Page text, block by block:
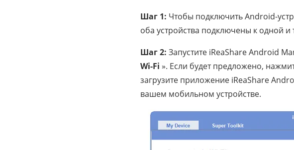
Шаг 1: Чтобы подключить Android-
оба устройства подключены к одной и
Шаг 2: Запустите iReaShare Android
Wi-Fi ». Если будет предложено,
загрузите приложение iReaShare
вашем мобильном устройстве.